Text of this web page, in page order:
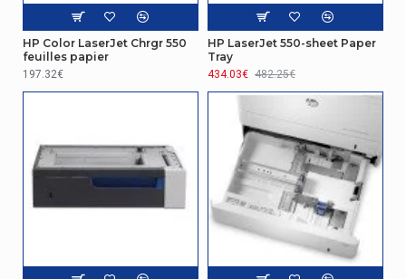
HP Color LaserJet Chrgr 550
feuilles papier
197.32€
HP LaserJet 550-sheet Paper
Tray
434.03€ 482.25€